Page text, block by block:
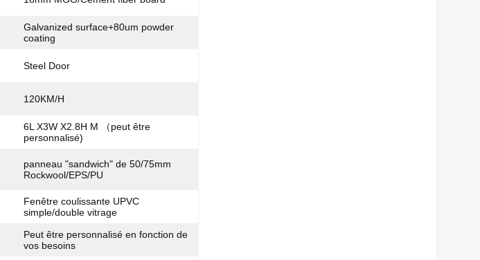
Galvanized surface+80um powder
coating
Steel Door
120KM/H
6L X3W X2.8H M （peut être
personnalisé)
panneau "sandwich" de 50/75mm
Rockwool/EPS/PU
Fenêtre coulissante UPVC
simple/double vitrage
Peut être personnalisé en fonction de
vos besoins